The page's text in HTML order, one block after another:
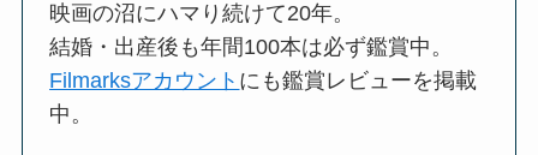
映画の沼にハマり続けて20年。
結婚・出産後も年間100本は必ず鑑賞中。
Filmarksアカウント にも鑑賞レビューを掲載
中。